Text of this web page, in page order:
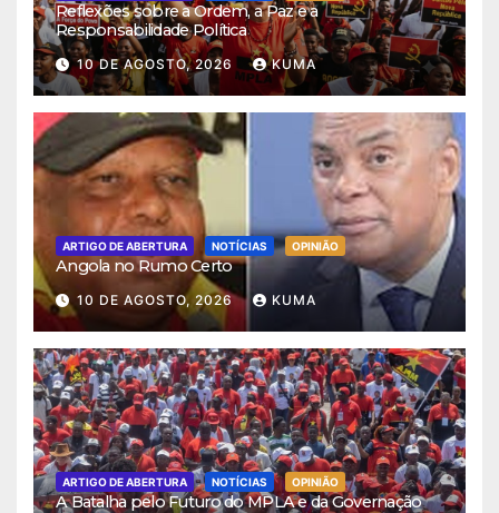
Reflexões sobre a Ordem, a Paz e a
Responsabilidade Política
10 DE AGOSTO, 2026 KUMA
ARTIGO DE ABERTURA NOTÍCIAS OPINIÃO
Angola no Rumo Certo
10 DE AGOSTO, 2026 KUMA
ARTIGO DE ABERTURA NOTÍCIAS OPINIÃO
A Batalha pelo Futuro do MPLA e da Governação